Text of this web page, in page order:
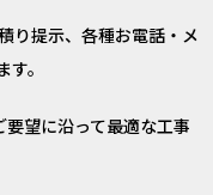
り提示、各種お電話・メ
。
望に沿って最適な工事